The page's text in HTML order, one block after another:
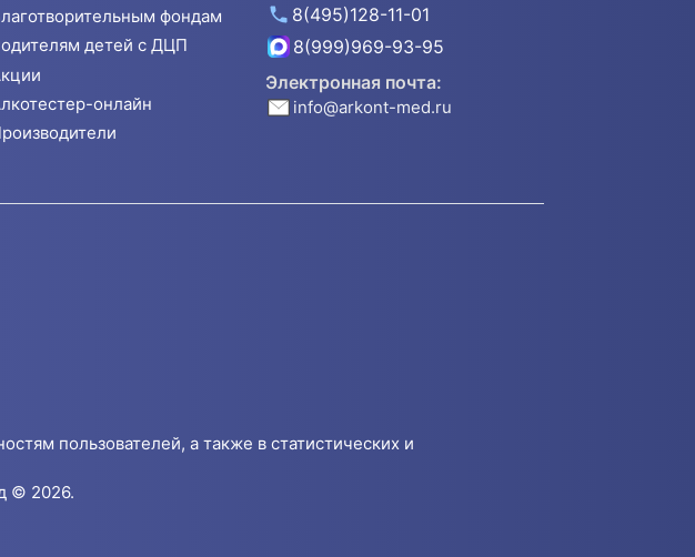
фондам
детей с ДЦП
онлайн
8(495)128-11-01
8(999)969-93-95
Электронная почта:
info@arkont-med.ru
пользователей, а также в статистических и
© 2026.